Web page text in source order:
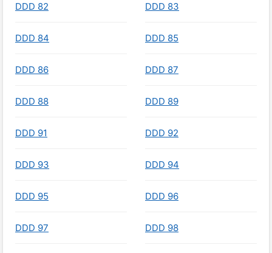
DDD 82 DDD 83
DDD 84 DDD 85
DDD 86 DDD 87
DDD 88 DDD 89
DDD 91 DDD 92
DDD 93 DDD 94
DDD 95 DDD 96
DDD 97 DDD 98